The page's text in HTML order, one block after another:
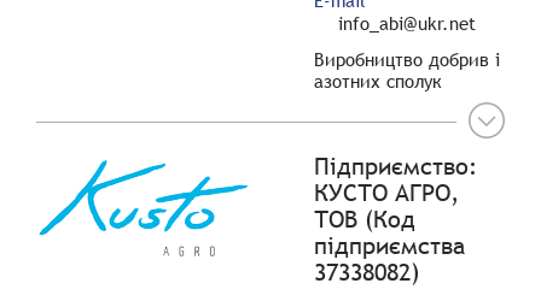
info_abi@ukr.net
Виробництво добрив і
азотних сполук
Підприємство:
КУСТО АГРО,
ТОВ (Код
підприємства
37338082)